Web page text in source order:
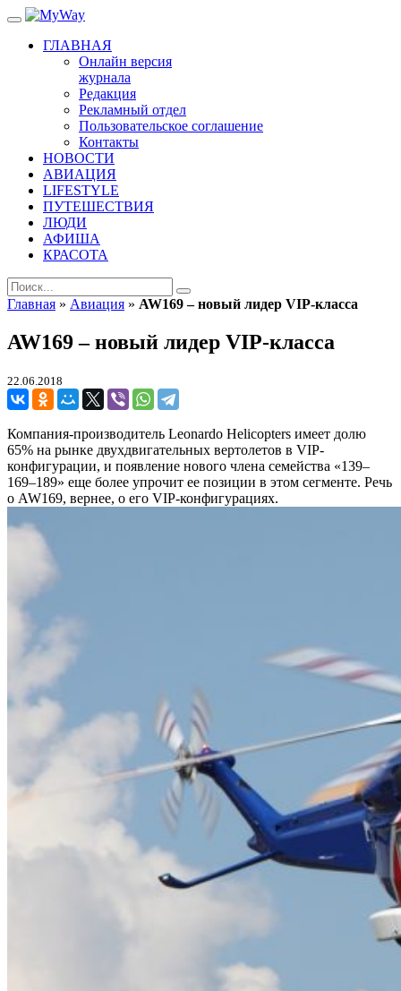
ГЛАВНАЯ
Онлайн версия
журнала
Редакция
Рекламный отдел
Пользовательское соглашение
Контакты
НОВОСТИ
АВИАЦИЯ
LIFESTYLE
ПУТЕШЕСТВИЯ
ЛЮДИ
АФИША
КРАСОТА
Главная » Авиация » AW169 – новый лидер VIP-класса
AW169 – новый лидер VIP-класса
22.06.2018
Компания-производитель Leonardo Helicopters имеет долю
65% на рынке двухдвигательных вертолетов в VIP-
конфигурации, и появление нового члена семейства «139–
169–189» еще более упрочит ее позиции в этом сегменте. Речь
о AW169, вернее, о его VIP-конфигурациях.